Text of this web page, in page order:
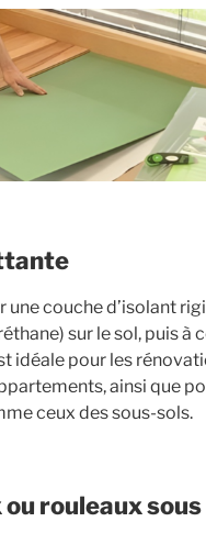
couche d’isolant
sur le sol, puis à
idéale pour les
ainsi que
ceux des sous-sols.
rouleaux sous